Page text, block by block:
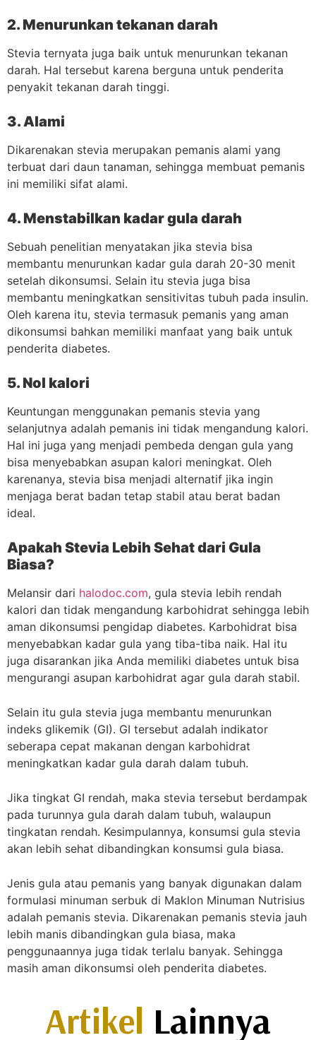
2. Menurunkan tekanan darah
Stevia ternyata juga baik untuk menurunkan tekanan
darah. Hal tersebut karena berguna untuk penderita
penyakit tekanan darah tinggi.
3. Alami
Dikarenakan stevia merupakan pemanis alami yang
terbuat dari daun tanaman, sehingga membuat pemanis
ini memiliki sifat alami.
4. Menstabilkan kadar gula darah
Sebuah penelitian menyatakan jika stevia bisa
membantu menurunkan kadar gula darah 20-30 menit
setelah dikonsumsi. Selain itu stevia juga bisa
membantu meningkatkan sensitivitas tubuh pada insulin.
Oleh karena itu, stevia termasuk pemanis yang aman
dikonsumsi bahkan memiliki manfaat yang baik untuk
penderita diabetes.
5. Nol kalori
Keuntungan menggunakan pemanis stevia yang
selanjutnya adalah pemanis ini tidak mengandung kalori.
Hal ini juga yang menjadi pembeda dengan gula yang
bisa menyebabkan asupan kalori meningkat. Oleh
karenanya, stevia bisa menjadi alternatif jika ingin
menjaga berat badan tetap stabil atau berat badan
ideal.
Apakah Stevia Lebih Sehat dari Gula
Biasa?
Melansir dari halodoc.com, gula stevia lebih rendah
kalori dan tidak mengandung karbohidrat sehingga lebih
aman dikonsumsi pengidap diabetes. Karbohidrat bisa
menyebabkan kadar gula yang tiba-tiba naik. Hal itu
juga disarankan jika Anda memiliki diabetes untuk bisa
mengurangi asupan karbohidrat agar gula darah stabil.
Selain itu gula stevia juga membantu menurunkan
indeks glikemik (GI). GI tersebut adalah indikator
seberapa cepat makanan dengan karbohidrat
meningkatkan kadar gula darah dalam tubuh.
Jika tingkat GI rendah, maka stevia tersebut berdampak
pada turunnya gula darah dalam tubuh, walaupun
tingkatan rendah. Kesimpulannya, konsumsi gula stevia
akan lebih sehat dibandingkan konsumsi gula biasa.
Jenis gula atau pemanis yang banyak digunakan dalam
formulasi minuman serbuk di Maklon Minuman Nutrisius
adalah pemanis stevia. Dikarenakan pemanis stevia jauh
lebih manis dibandingkan gula biasa, maka
penggunaannya juga tidak terlalu banyak. Sehingga
masih aman dikonsumsi oleh penderita diabetes.
Artikel Lainnya